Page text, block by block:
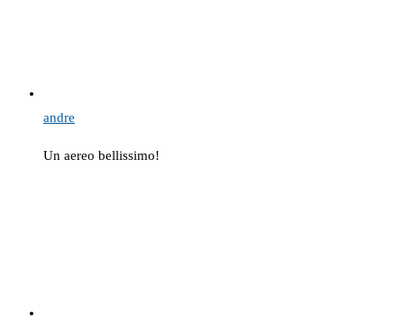
andre
Un aereo bellissimo!